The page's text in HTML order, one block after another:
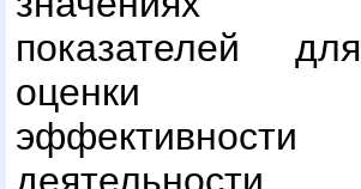
показателей для
оценки
эффективности